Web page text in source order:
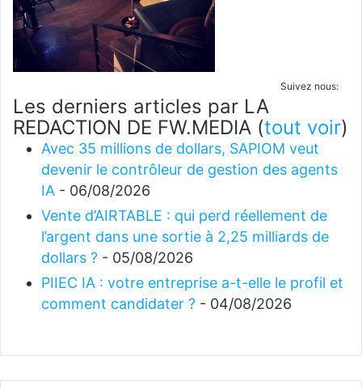
Suivez nous:
Les derniers articles par LA
REDACTION DE FW.MEDIA (tout voir)
Avec 35 millions de dollars, SAPIOM veut
devenir le contrôleur de gestion des agents
IA - 06/08/2026
Vente d’AIRTABLE : qui perd réellement de
l’argent dans une sortie à 2,25 milliards de
dollars ? - 05/08/2026
PIIEC IA : votre entreprise a-t-elle le profil et
comment candidater ? - 04/08/2026